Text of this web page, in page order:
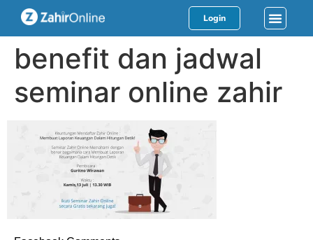
Login
benefit dan jadwal
seminar online zahir